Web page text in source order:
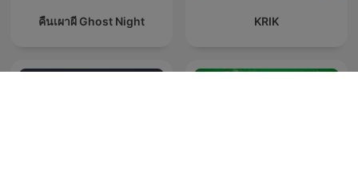
คืนเผาผี Ghost Night KRIK